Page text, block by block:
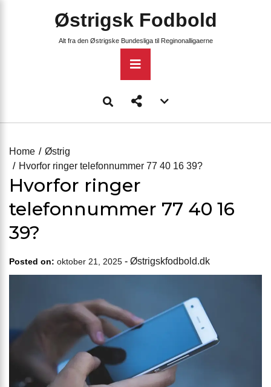
Østrigsk Fodbold
Alt fra den Østrigske Bundesliga til Reginonalligaerne
Primary
Menu
menu
Home
Østrig
Hvorfor ringer telefonnummer 77 40 16 39?
Hvorfor ringer
telefonnummer 77 40 16
39?
Posted on: oktober 21, 2025 - Østrigskfodbold.dk